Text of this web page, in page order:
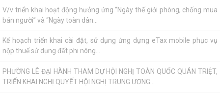
bán người” và “Ngày toàn dân...
nộp thuế sử dụng đất phi nông...
TRIỂN KHAI NGHỊ QUYẾT HỘI NGHỊ TRUNG ƯƠNG...